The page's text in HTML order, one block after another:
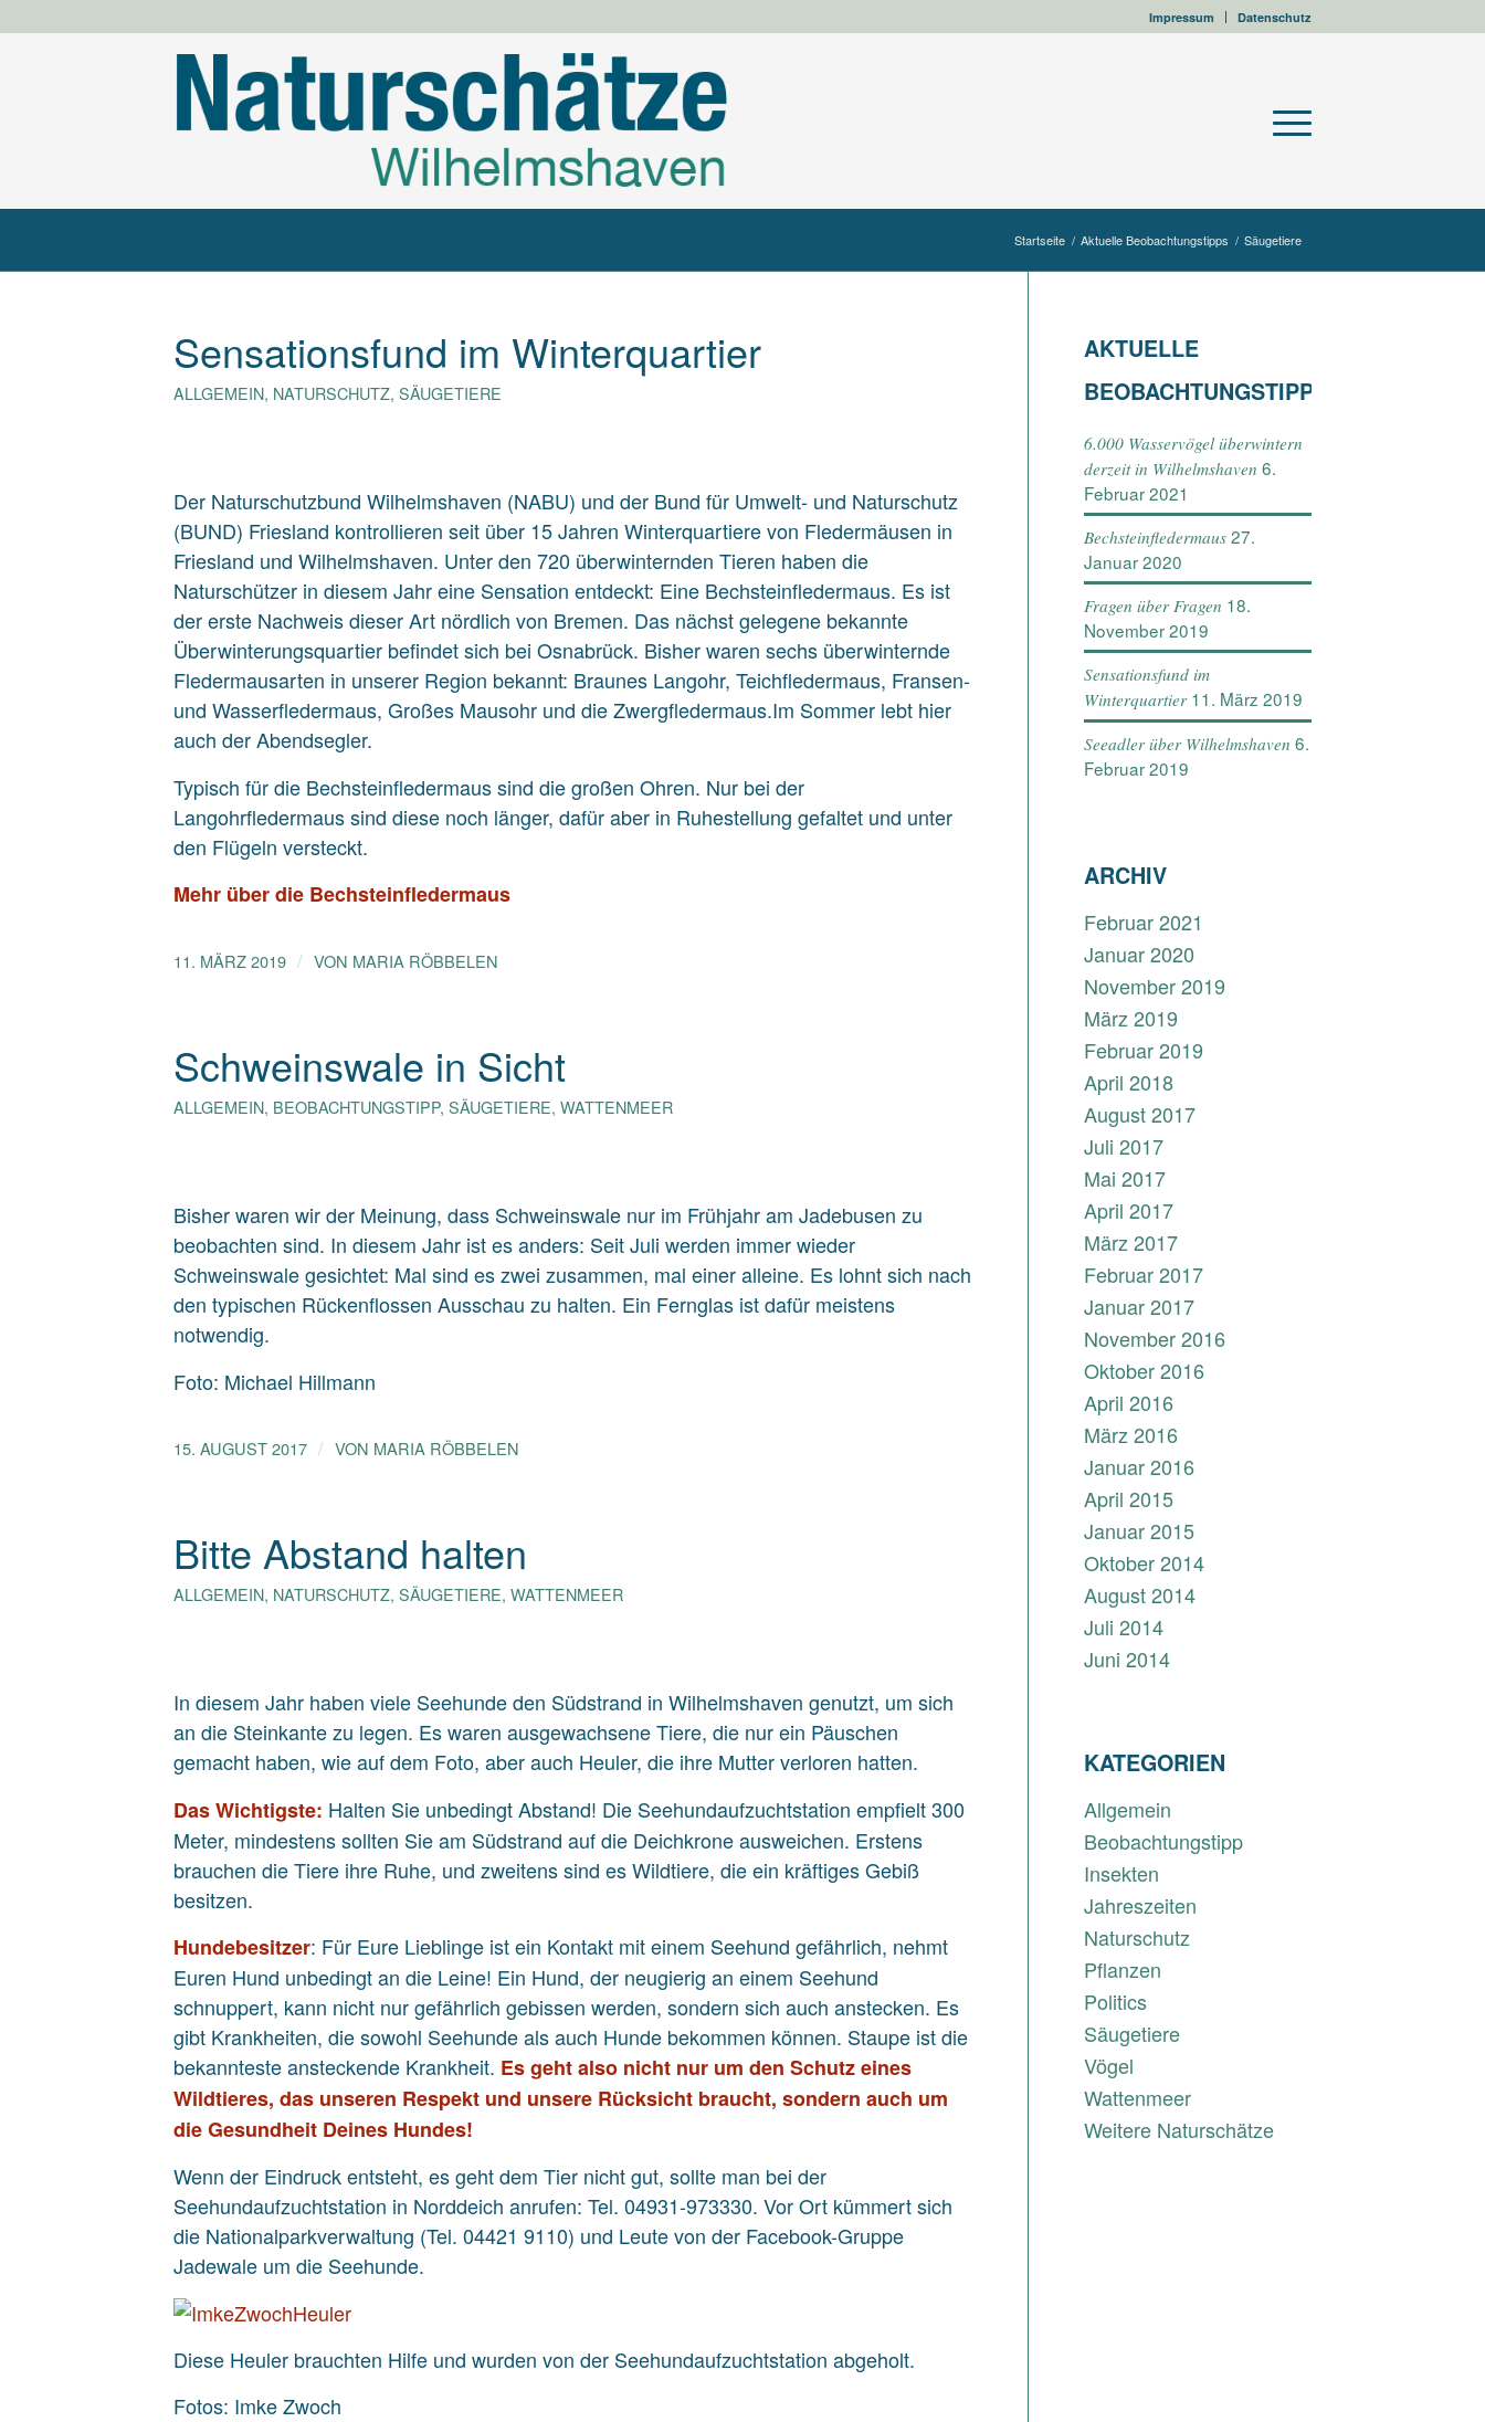
Impressum Datenschutz
Startseite / Aktuelle Beobachtungstipps / Säugetiere
Sensationsfund im Winterquartier
ALLGEMEIN, NATURSCHUTZ, SÄUGETIERE
Der Naturschutzbund Wilhelmshaven (NABU) und der Bund für Umwelt- und Naturschutz
(BUND) Friesland kontrollieren seit über 15 Jahren Winterquartiere von Fledermäusen in
Friesland und Wilhelmshaven. Unter den 720 überwinternden Tieren haben die
Naturschützer in diesem Jahr eine Sensation entdeckt: Eine Bechsteinfledermaus. Es ist
der erste Nachweis dieser Art nördlich von Bremen. Das nächst gelegene bekannte
Überwinterungsquartier befindet sich bei Osnabrück. Bisher waren sechs überwinternde
Fledermausarten in unserer Region bekannt: Braunes Langohr, Teichfledermaus, Fransen-
und Wasserfledermaus, Großes Mausohr und die Zwergfledermaus.Im Sommer lebt hier
auch der Abendsegler.
Typisch für die Bechsteinfledermaus sind die großen Ohren. Nur bei der
Langohrfledermaus sind diese noch länger, dafür aber in Ruhestellung gefaltet und unter
den Flügeln versteckt.
Mehr über die Bechsteinfledermaus
11. MÄRZ 2019 / VON MARIA RÖBBELEN
Schweinswale in Sicht
ALLGEMEIN, BEOBACHTUNGSTIPP, SÄUGETIERE, WATTENMEER
Bisher waren wir der Meinung, dass Schweinswale nur im Frühjahr am Jadebusen zu
beobachten sind. In diesem Jahr ist es anders: Seit Juli werden immer wieder
Schweinswale gesichtet: Mal sind es zwei zusammen, mal einer alleine. Es lohnt sich nach
den typischen Rückenflossen Ausschau zu halten. Ein Fernglas ist dafür meistens
notwendig.
Foto: Michael Hillmann
15. AUGUST 2017 / VON MARIA RÖBBELEN
Bitte Abstand halten
ALLGEMEIN, NATURSCHUTZ, SÄUGETIERE, WATTENMEER
In diesem Jahr haben viele Seehunde den Südstrand in Wilhelmshaven genutzt, um sich
an die Steinkante zu legen. Es waren ausgewachsene Tiere, die nur ein Päuschen
gemacht haben, wie auf dem Foto, aber auch Heuler, die ihre Mutter verloren hatten.
Das Wichtigste: Halten Sie unbedingt Abstand! Die Seehundaufzuchtstation empfielt 300
Meter, mindestens sollten Sie am Südstrand auf die Deichkrone ausweichen. Erstens
brauchen die Tiere ihre Ruhe, und zweitens sind es Wildtiere, die ein kräftiges Gebiß
besitzen.
Hundebesitzer: Für Eure Lieblinge ist ein Kontakt mit einem Seehund gefährlich, nehmt
Euren Hund unbedingt an die Leine! Ein Hund, der neugierig an einem Seehund
schnuppert, kann nicht nur gefährlich gebissen werden, sondern sich auch anstecken. Es
gibt Krankheiten, die sowohl Seehunde als auch Hunde bekommen können. Staupe ist die
bekannteste ansteckende Krankheit. Es geht also nicht nur um den Schutz eines
Wildtieres, das unseren Respekt und unsere Rücksicht braucht, sondern auch um
die Gesundheit Deines Hundes!
Wenn der Eindruck entsteht, es geht dem Tier nicht gut, sollte man bei der
Seehundaufzuchtstation in Norddeich anrufen: Tel. 04931-973330. Vor Ort kümmert sich
die Nationalparkverwaltung (Tel. 04421 9110) und Leute von der Facebook-Gruppe
Jadewale um die Seehunde.
Diese Heuler brauchten Hilfe und wurden von der Seehundaufzuchtstation abgeholt.
Fotos: Imke Zwoch
AKTUELLE
BEOBACHTUNGSTIPPS
6.000 Wasservögel überwintern
derzeit in Wilhelmshaven 6.
Februar 2021
Bechsteinfledermaus 27.
Januar 2020
Fragen über Fragen 18.
November 2019
Sensationsfund im
Winterquartier 11. März 2019
Seeadler über Wilhelmshaven 6.
Februar 2019
ARCHIV
Februar 2021
Januar 2020
November 2019
März 2019
Februar 2019
April 2018
August 2017
Juli 2017
Mai 2017
April 2017
März 2017
Februar 2017
Januar 2017
November 2016
Oktober 2016
April 2016
März 2016
Januar 2016
April 2015
Januar 2015
Oktober 2014
August 2014
Juli 2014
Juni 2014
KATEGORIEN
Allgemein
Beobachtungstipp
Insekten
Jahreszeiten
Naturschutz
Pflanzen
Politics
Säugetiere
Vögel
Wattenmeer
Weitere Naturschätze